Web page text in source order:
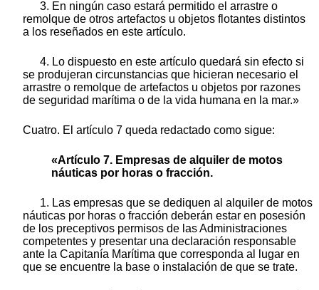
3. En ningún caso estará permitido el arrastre o
remolque de otros artefactos u objetos flotantes distintos
a los reseñados en este artículo.
4. Lo dispuesto en este artículo quedará sin efecto si
se produjeran circunstancias que hicieran necesario el
arrastre o remolque de artefactos u objetos por razones
de seguridad marítima o de la vida humana en la mar.»
Cuatro. El artículo 7 queda redactado como sigue:
«Artículo 7. Empresas de alquiler de motos
náuticas por horas o fracción.
1. Las empresas que se dediquen al alquiler de motos
náuticas por horas o fracción deberán estar en posesión
de los preceptivos permisos de las Administraciones
competentes y presentar una declaración responsable
ante la Capitanía Marítima que corresponda al lugar en
que se encuentre la base o instalación de que se trate.